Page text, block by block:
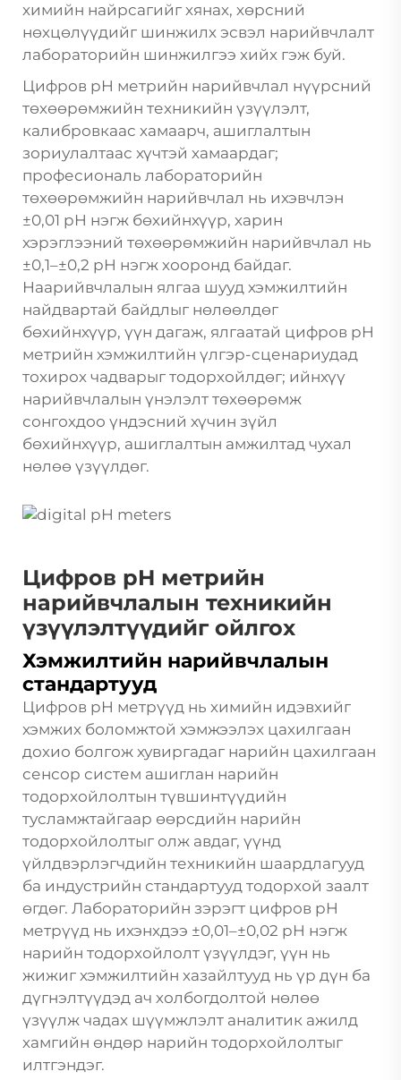
химийн найрсагийг хянах, хөрсний
нөхцөлүүдийг шинжилх эсвэл нарийвчлалт
лабораторийн шинжилгээ хийх гэж буй.
Цифров pH метрийн нарийвчлал нүүрсний
төхөөрөмжийн техникийн үзүүлэлт,
калибровкаас хамаарч, ашиглалтын
зориулалтаас хүчтэй хамаардаг;
професиональ лабораторийн
төхөөрөмжийн нарийвчлал нь ихэвчлэн
±0,01 pH нэгж бөхийнхүүр, харин
хэрэглээний төхөөрөмжийн нарийвчлал нь
±0,1–±0,2 pH нэгж хооронд байдаг.
Наарийвчлалын ялгаа шууд хэмжилтийн
найдвартай байдлыг нөлөөлдөг
бөхийнхүүр, үүн дагаж, ялгаатай цифров pH
метрийн хэмжилтийн үлгэр-сценариудад
тохирох чадварыг тодорхойлдөг; ийнхүү
нарийвчлалын үнэлэлт төхөөрөмж
сонгохдоо үндэсний хүчин зүйл
бөхийнхүүр, ашиглалтын амжилтад чухал
нөлөө үзүүлдөг.
Цифров pH метрийн
нарийвчлалын техникийн
үзүүлэлтүүдийг ойлгох
Хэмжилтийн нарийвчлалын
стандартууд
Цифров pH метрүүд нь химийн идэвхийг
хэмжих боломжтой хэмжээлэх цахилгаан
дохио болгож хувиргадаг нарийн цахилгаан
сенсор систем ашиглан нарийн
тодорхойлолтын түвшинтүүдийн
тусламжтайгаар өөрсдийн нарийн
тодорхойлолтыг олж авдаг, үүнд
үйлдвэрлэгчдийн техникийн шаардлагууд
ба индустрийн стандартууд тодорхой заалт
өгдөг. Лабораторийн зэрэгт цифров pH
метрүүд нь ихэнхдээ ±0,01–±0,02 pH нэгж
нарийн тодорхойлолт үзүүлдэг, үүн нь
жижиг хэмжилтийн хазайлтууд нь үр дүн ба
дүгнэлтүүдэд ач холбогдолтой нөлөө
үзүүлж чадах шүүмжлэлт аналитик ажилд
хамгийн өндөр нарийн тодорхойлолтыг
илтгэндэг.